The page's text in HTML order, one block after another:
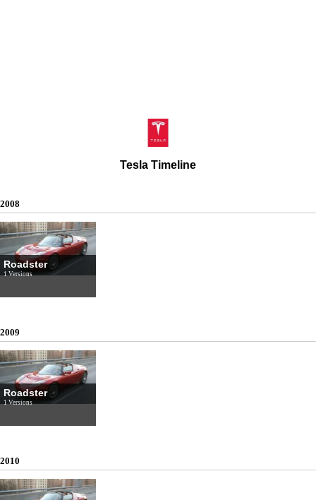
Tesla Timeline
2008
Roadster
1 Versions
2009
Roadster
1 Versions
2010